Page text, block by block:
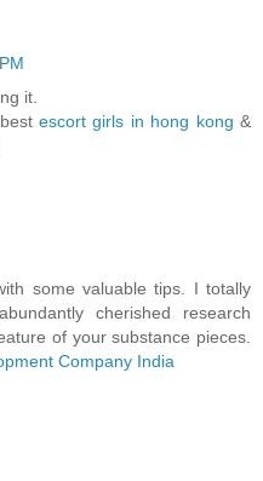
it.
escort girls in hong kong &
some valuable tips. I totally
cherished research
of your substance pieces.
Company India